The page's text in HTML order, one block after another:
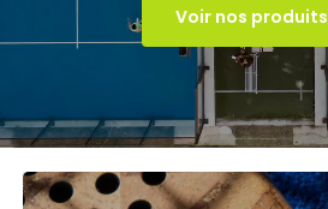
Voir nos produits